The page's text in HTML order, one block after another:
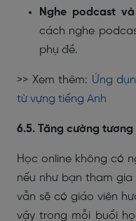
Nghe podcast
cách nghe
phụ đề.
>> Xem thêm: Ứng
từ vựng tiếng Anh
6.5. Tăng cường
Học online không có
nếu như bạn tham
vẫn sẽ có giáo viên
vậy trong mỗi buổi